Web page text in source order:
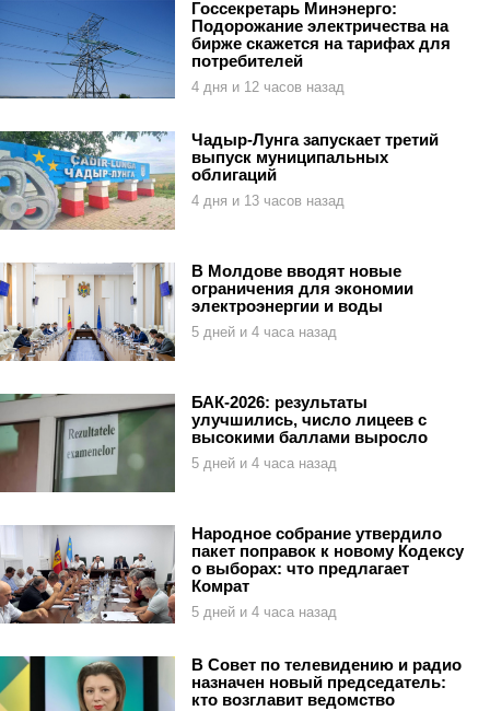
Госсекретарь Минэнерго:
Подорожание электричества на
бирже скажется на тарифах для
потребителей
4 дня и 12 часов назад
Чадыр-Лунга запускает третий
выпуск муниципальных
облигаций
4 дня и 13 часов назад
В Молдове вводят новые
ограничения для экономии
электроэнергии и воды
5 дней и 4 часа назад
БАК-2026: результаты
улучшились, число лицеев с
высокими баллами выросло
5 дней и 4 часа назад
Народное собрание утвердило
пакет поправок к новому Кодексу
о выборах: что предлагает
Комрат
5 дней и 4 часа назад
В Совет по телевидению и радио
назначен новый председатель:
кто возглавит ведомство